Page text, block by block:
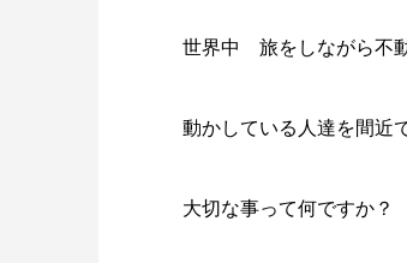
世界中 旅をしながら不
動かしている人達を間近
大切な事って何ですか？